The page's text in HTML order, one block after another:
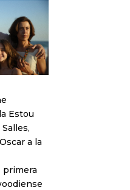
Estou
a la
primera